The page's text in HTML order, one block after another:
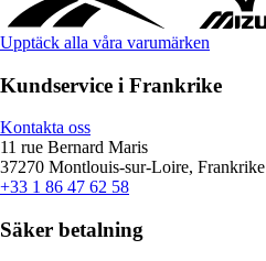
Upptäck alla våra varumärken
Kundservice i Frankrike
Kontakta oss
11 rue Bernard Maris
37270 Montlouis-sur-Loire, Frankrike
+33 1 86 47 62 58
Säker betalning